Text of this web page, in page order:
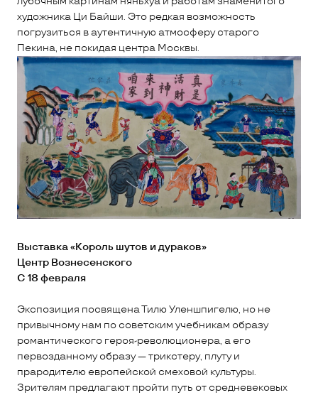
художника Ци Байши. Это редкая возможность
погрузиться в аутентичную атмосферу старого
Пекина, не покидая центра Москвы.
Выставка «Король шутов и дураков»
Центр Вознесенского
С 18 февраля
Экспозиция посвящена Тилю Уленшпигелю, но не
привычному нам по советским учебникам образу
романтического героя-революционера, а его
первозданному образу — трикстеру, плуту и
прародителю европейской смеховой культуры.
Зрителям предлагают пройти путь от средневековых